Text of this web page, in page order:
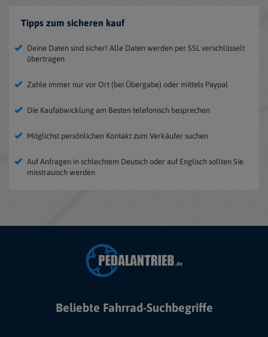
Tipps zum sicheren kauf
Deine Daten sind sicher! Alle Daten werden per SSL verschlüsselt
übertragen
Zahle immer nur vor Ort (bei Übergabe) oder mittels Paypal
Die Kaufabwicklung am Besten telefonisch besprechen
Möglichst persönlichen Kontakt zum Verkäufer suchen
Auf Anfragen in schlechtem Deutsch oder auf Englisch sollten Sie
misstrauisch werden
Beliebte Fahrrad-Suchbegriffe